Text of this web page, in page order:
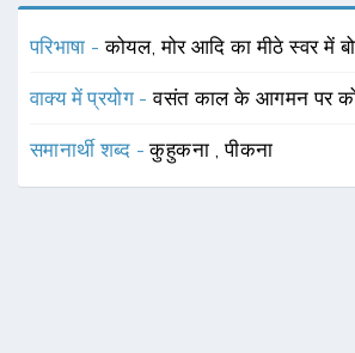
परिभाषा -कोयल, मोर आदि का मीठे स्वर में
वाक्य में प्रयोग -वसंत काल के आगमन पर
समानार्थी शब्द -कुहुकना ,पीकना